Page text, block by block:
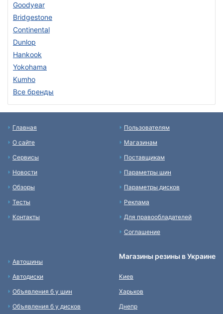
Goodyear
Bridgestone
Continental
Dunlop
Hankook
Yokohama
Kumho
Все бренды
Главная
О сайте
Сервисы
Новости
Обзоры
Тесты
Контакты
Пользователям
Магазинам
Поставщикам
Параметры шин
Параметры дисков
Реклама
Для правообладателей
Соглашение
Автошины
Автодиски
Объявления б у шин
Объявления б у дисков
Магазины резины в Украине
Киев
Харьков
Днепр